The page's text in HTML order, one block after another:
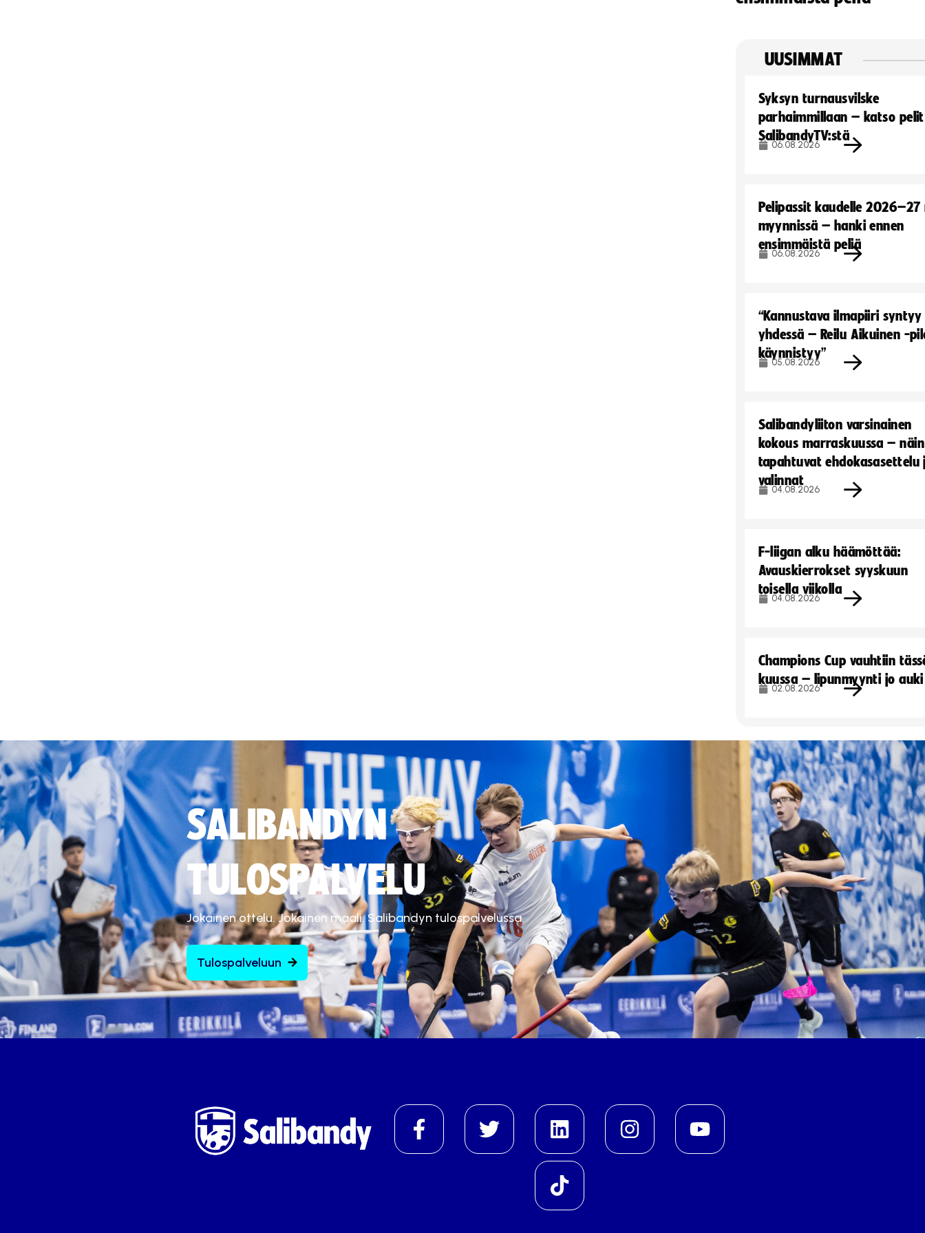
UUSIMMAT
Syksyn turnausvilske
parhaimmillaan – katso pelit
SalibandyTV:stä
06.08.2026
Pelipassit kaudelle
myynnissä – hanki ennen
ensimmäistä peliä
06.08.2026
“Kannustava ilmapiiri syntyy
yhdessä – Reilu Aikuinen -
käynnistyy”
05.08.2026
Salibandyliiton varsinainen
kokous marraskuussa – näin
tapahtuvat ehdokasasettelu
valinnat
04.08.2026
F-liigan alku häämöttää:
Avauskierrokset syyskuun
toisella viikolla
04.08.2026
Champions Cup vauhtiin
kuussa – lipunmyynti jo auki
02.08.2026
SALIBANDYN
TULOSPALVELU
Jokainen ottelu. Jokainen maali. Salibandyn tulospalvelussa.
Tulospalveluun